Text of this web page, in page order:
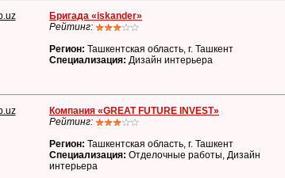
Бригада «iskander»
Рейтинг:
Регион: Ташкентская область, г. Ташкент
Специализация: Дизайн интерьера
Компания «GREAT FUTURE INVEST»
Рейтинг:
Регион: Ташкентская область, г. Ташкент
Специализация: Отделочные работы, Дизайн
интерьера